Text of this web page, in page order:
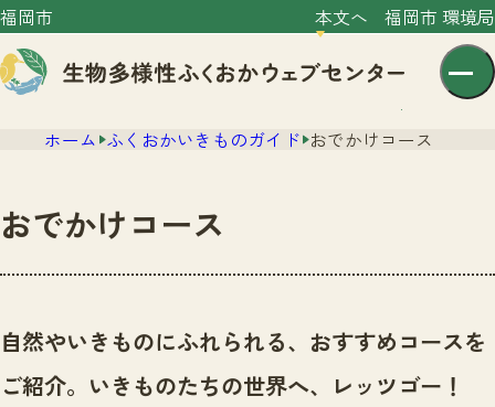
福岡市 本文へ 福岡市 環境局
センター紹介
センター紹介TOP
サイトポリシー
ニュース
いきものガイド
ホーム ふくおかいきものガイド おでかけコース
おでかけコース
自然やいきものにふれられる、おすすめコースを
ご紹介。いきものたちの世界へ、レッツゴー！